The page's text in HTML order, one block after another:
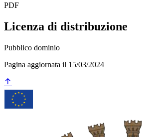
PDF
Licenza di distribuzione
Pubblico dominio
Pagina aggiornata il 15/03/2024